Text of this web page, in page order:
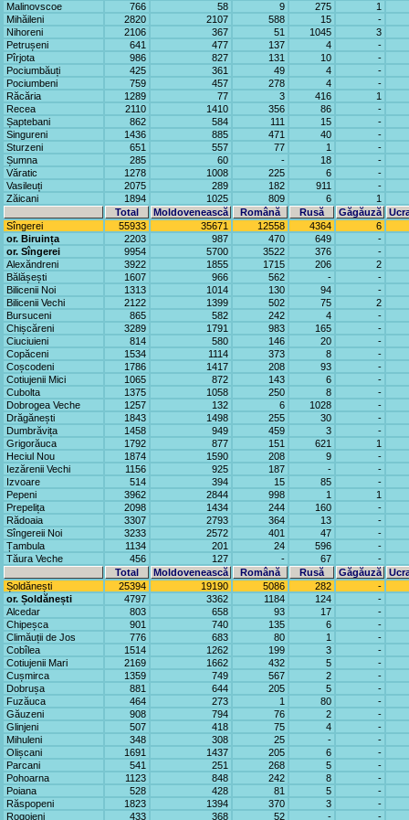
Malinovscoe
766 58 9 275
1
Mihăileni
2820 2107 588 15
-
Nihoreni
2106 367 51 1045
3
Petrușeni
641 477 137 4
-
Pîrjota
986 827 131 10
-
Pociumbăuți
425 361 49 4
-
Pociumbeni
759 457 278 4
-
Răcăria
1289 77 3 416
1
Recea
2110 1410 356 86
-
Șaptebani
862 584 111 15
-
Singureni
1436 885 471 40
-
Sturzeni
651 557 77 1
-
Șumna
285 60 - 18
-
Văratic
1278 1008 225 6
-
Vasileuți
2075 289 182 911
-
Zăicani
1894 1025 809 6
1
Total
Moldovenească Română Rusă Găgăuză
Sîngerei
55933 35671 12558 4364
6
or. Biruința
2203 987 470 649
-
or. Sîngerei
9954 5700 3522 376
-
Alexăndreni
3922 1855 1715 206
2
Bălășești
1607 966 562 -
-
Bilicenii Noi
1313 1014 130 94
-
Bilicenii Vechi
2122 1399 502 75
2
Bursuceni
865 582 242 4
-
Chișcăreni
3289 1791 983 165
-
Ciuciuieni
814 580 146 20
-
Copăceni
1534 1114 373 8
-
Coșcodeni
1786 1417 208 93
-
Cotiujenii Mici
1065 872 143 6
-
Cubolta
1375 1058 250 8
-
Dobrogea Veche
1257 132 6 1028
-
Drăgănești
1843 1498 255 30
-
Dumbrăvița
1458 949 459 3
-
Grigorăuca
1792 877 151 621
1
Heciul Nou
1874 1590 208 9
-
Iezărenii Vechi
1156 925 187 -
-
Izvoare
514 394 15 85
-
Pepeni
3962 2844 998 1
1
Prepelița
2098 1434 244 160
-
Rădoaia
3307 2793 364 13
-
Sîngereii Noi
3233 2572 401 47
-
Țambula
1134 201 24 596
-
Tăura Veche
456 127 - 67
-
Total
Moldovenească Română Rusă Găgăuză
Șoldănești
25394 19190 5086 282
-
or. Șoldănești
4797 3362 1184 124
-
Alcedar
803 658 93 17
-
Chipeșca
901 740 135 6
-
Climăuții de Jos
776 683 80 1
-
Cobîlea
1514 1262 199 3
-
Cotiujenii Mari
2169 1662 432 5
-
Cușmirca
1359 749 567 2
-
Dobrușa
881 644 205 5
-
Fuzăuca
464 273 1 80
-
Găuzeni
908 794 76 2
-
Glinjeni
507 418 75 4
-
Mihuleni
348 308 25 -
-
Olișcani
1691 1437 205 6
-
Parcani
541 251 268 5
-
Pohoarna
1123 848 242 8
-
Poiana
528 428 81 5
-
Răspopeni
1823 1394 370 3
-
Rogojeni
433 368 52 - -